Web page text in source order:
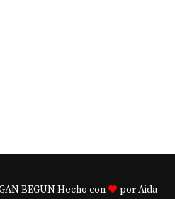
BEGUN Hecho con por Aida